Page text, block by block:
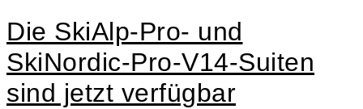
Die SkiAlp-Pro- und
SkiNordic-Pro-V14-Suiten
sind jetzt verfügbar